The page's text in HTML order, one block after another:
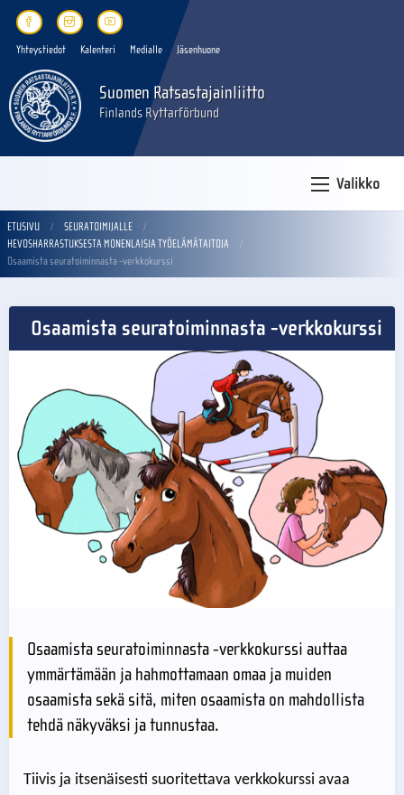
Yhteystiedot Kalenteri Medialle Jäsenhuone
Suomen Ratsastajainliitto
Finlands Ryttarförbund
Valikko
ETUSIVU
SEURATOIMIJALLE
HEVOSHARRASTUKSESTA MONENLAISIA TYÖELÄMÄTAITOJA
Osaamista seuratoiminnasta -verkkokurssi
Osaamista seuratoiminnasta -verkkokurssi
Osaamista seuratoiminnasta -verkkokurssi auttaa
ymmärtämään ja hahmottamaan omaa ja muiden
osaamista sekä sitä, miten osaamista on mahdollista
tehdä näkyväksi ja tunnustaa.
Tiivis ja itsenäisesti suoritettava verkkokurssi avaa